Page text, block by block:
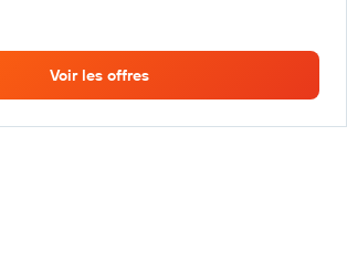
Voir les offres